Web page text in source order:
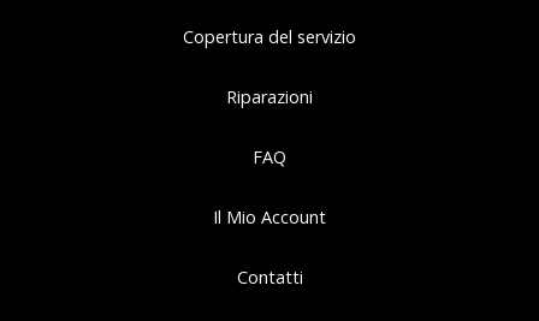
Copertura del servizio
Riparazioni
FAQ
Il Mio Account
Contatti